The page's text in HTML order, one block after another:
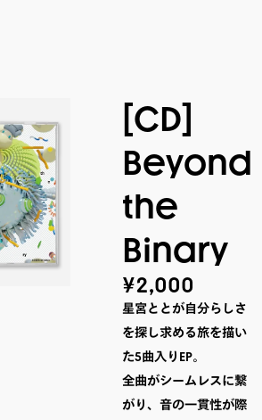
[CD]
Beyond
the
Binary
¥2,000
星宮ととが自分らしさ
を探し求める旅を描い
た5曲入りEP。
全曲がシームレスに繋
がり、音の一貫性が際